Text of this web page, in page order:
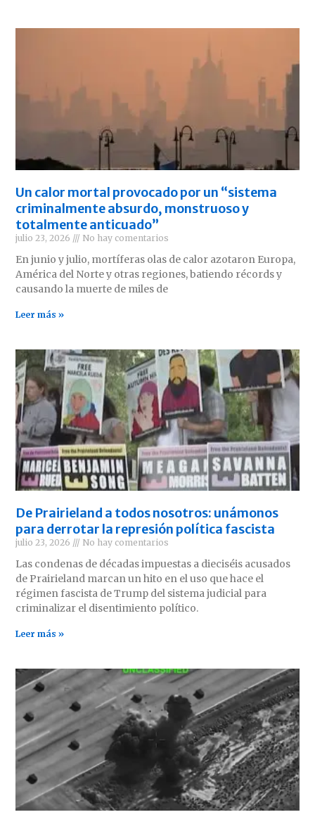
Un calor mortal provocado por un “sistema
criminalmente absurdo, monstruoso y
totalmente anticuado”
julio 23, 2026 No hay comentarios
En junio y julio, mortíferas olas de calor azotaron Europa,
América del Norte y otras regiones, batiendo récords y
causando la muerte de miles de
Leer más »
De Prairieland a todos nosotros: unámonos
para derrotar la represión política fascista
julio 23, 2026 No hay comentarios
Las condenas de décadas impuestas a dieciséis acusados
de Prairieland marcan un hito en el uso que hace el
régimen fascista de Trump del sistema judicial para
criminalizar el disentimiento político.
Leer más »